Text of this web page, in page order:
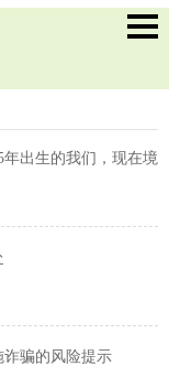
出生的我们，现在境
骗的风险提示